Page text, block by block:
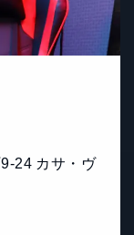
24 カサ・ヴ